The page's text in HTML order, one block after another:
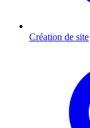
Création de site